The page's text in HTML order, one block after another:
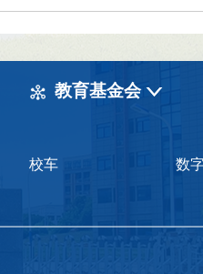
教育基金会
校车 数